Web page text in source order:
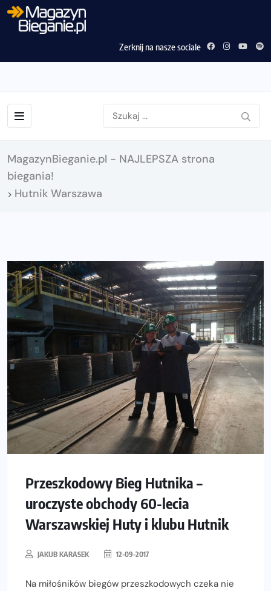
Zerknij na nasze sociale
MagazynBieganie.pl - NAJLEPSZA strona
biegania!
> Hutnik Warszawa
Przeszkodowy Bieg Hutnika –
uroczyste obchody 60-lecia
Warszawskiej Huty i klubu Hutnik
JAKUB KARASEK 12-09-2017
Na miłośników biegów przeszkodowych czeka nie